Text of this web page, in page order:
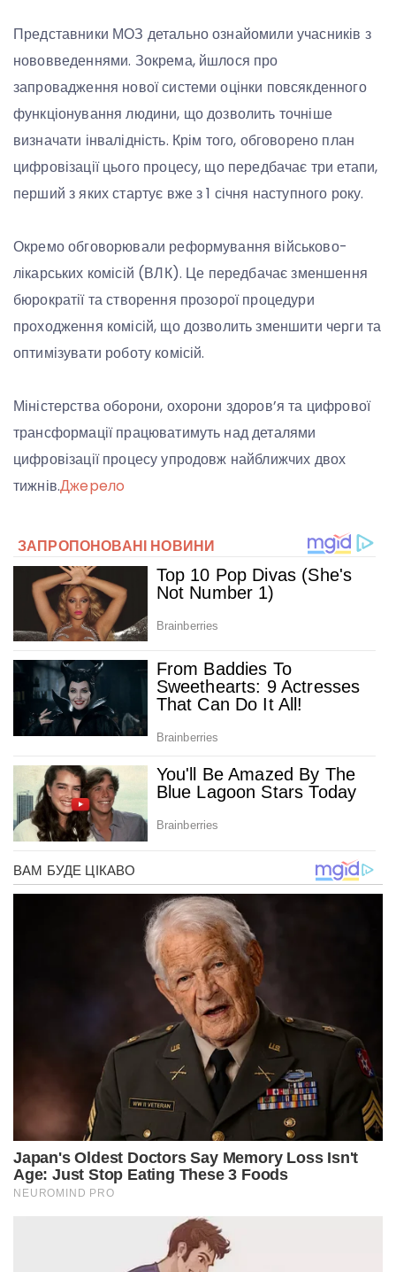
Представники МОЗ детально ознайомили учасників з
нововведеннями. Зокрема, йшлося про
запровадження нової системи оцінки повсякденного
функціонування людини, що дозволить точніше
визначати інвалідність. Крім того, обговорено план
цифровізації цього процесу, що передбачає три етапи,
перший з яких стартує вже з 1 січня наступного року.
Окремо обговорювали реформування військово-
лікарських комісій (ВЛК). Це передбачає зменшення
бюрократії та створення прозорої процедури
проходження комісій, що дозволить зменшити черги та
оптимізувати роботу комісій.
Міністерства оборони, охорони здоров’я та цифрової
трансформації працюватимуть над деталями
цифровізації процесу упродовж найближчих двох
тижнів.Джepeлo